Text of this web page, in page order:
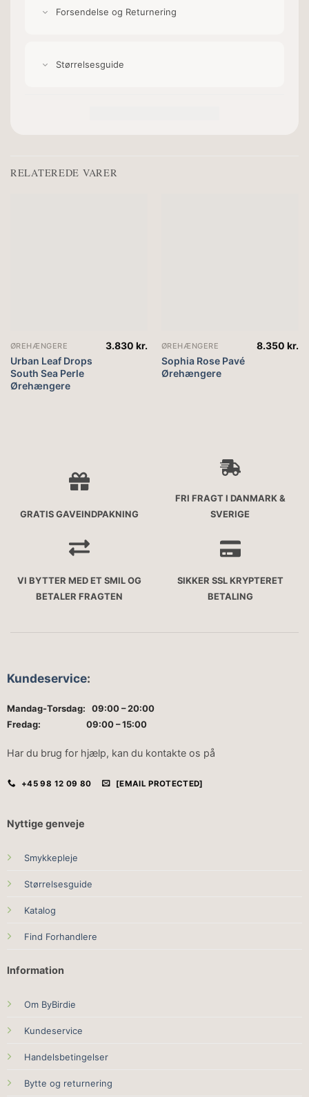
Forsendelse og Returnering
Størrelsesguide
RELATEREDE VARER
ØREHÆNGERE
Urban Leaf Drops
South Sea Perle
Ørehængere
3.830kr. ØREHÆNGERE
Sophia Rose Pavé
Ørehængere
8.350kr.
GRATIS GAVEINDPAKNING
FRI FRAGT I DANMARK &
SVERIGE
VI BYTTER MED ET SMIL OG
BETALER FRAGTEN
SIKKER SSL KRYPTERET
BETALING
Kundeservice:
Mandag-Torsdag: 09:00 – 20:00
Fredag: 09:00 – 15:00
Har du brug for hjælp, kan du kontakte os på
+45 98 12 09 80 [EMAIL PROTECTED]
Nyttige genveje
Smykkepleje
Størrelsesguide
Katalog
Find Forhandlere
Information
Om ByBirdie
Kundeservice
Handelsbetingelser
Bytte og returnering